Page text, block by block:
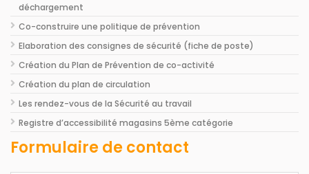
déchargement
Co-construire une politique de prévention
Elaboration des consignes de sécurité (fiche de poste)
Création du Plan de Prévention de co-activité
Création du plan de circulation
Les rendez-vous de la Sécurité au travail
Registre d’accessibilité magasins 5ème catégorie
Formulaire de contact